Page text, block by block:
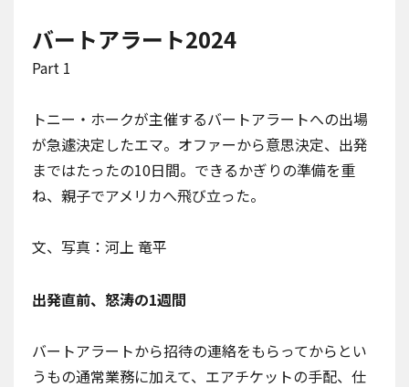
バートアラート2024
Part 1
トニー・ホークが主催するバートアラートへの出場
が急遽決定したエマ。オファーから意思決定、出発
まではたったの10日間。できるかぎりの準備を重
ね、親子でアメリカへ飛び立った。
文、写真：河上 竜平
出発直前、怒涛の1週間
バートアラートから招待の連絡をもらってからとい
うもの通常業務に加えて、エアチケットの手配、仕